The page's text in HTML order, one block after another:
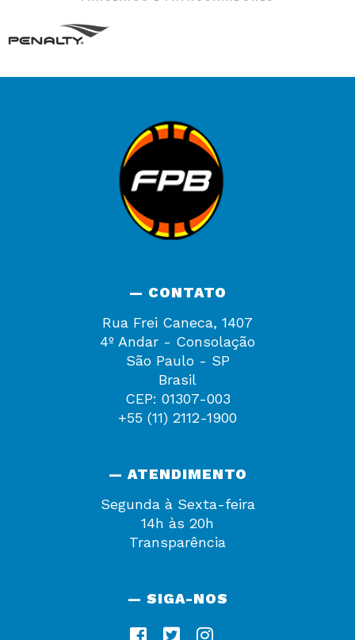
— CONTATO
Rua Frei Caneca, 1407
4º Andar - Consolação
São Paulo - SP
Brasil
CEP: 01307-003
+55 (11) 2112-1900
— ATENDIMENTO
Segunda à Sexta-feira
14h às 20h
Transparência
— SIGA-NOS